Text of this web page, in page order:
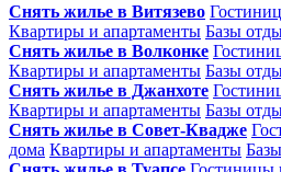
Снять жилье в Витязево
Квартиры и апартаменты Базы
Снять жилье в Волконке
Квартиры и апартаменты Базы
Снять жилье в Джанхоте
Квартиры и апартаменты Базы
Снять жилье в Совет-Квадже
дома Квартиры и апартаменты